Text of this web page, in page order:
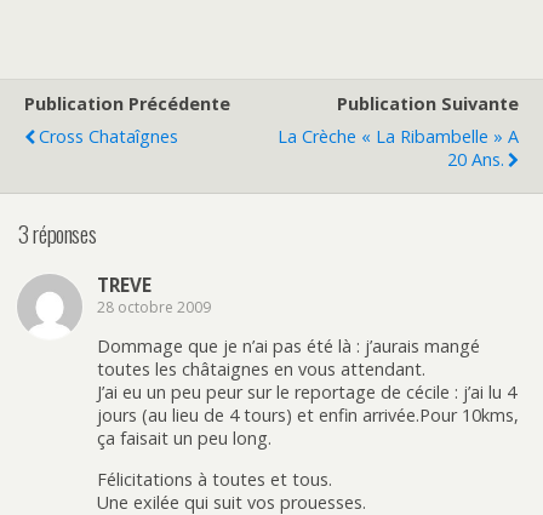
Publication Précédente
Cross Chataîgnes
Publication Suivante
La Crèche « La Ribambelle » A
20 Ans.
3 réponses
TREVE
28 octobre 2009
Dommage que je n’ai pas été là : j’aurais mangé
toutes les châtaignes en vous attendant.
J’ai eu un peu peur sur le reportage de cécile : j’ai lu 4
jours (au lieu de 4 tours) et enfin arrivée.Pour 10kms,
ça faisait un peu long.
Félicitations à toutes et tous.
Une exilée qui suit vos prouesses.